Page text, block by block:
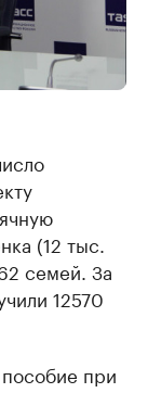
(12 тыс.
семей. За
12570
при